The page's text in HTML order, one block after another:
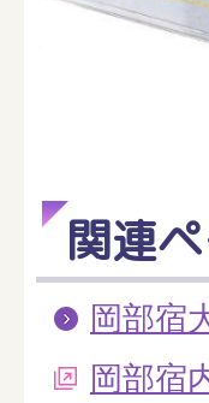
関連
岡部宿
岡部宿